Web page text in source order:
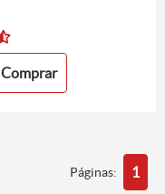
Comprar
Páginas: 1